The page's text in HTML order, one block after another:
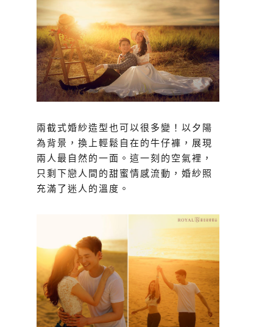
兩截式婚紗造型也可以很多變！以夕陽
為背景，換上輕鬆自在的牛仔褲，展現
兩人最自然的一面。這一刻的空氣裡，
只剩下戀人間的甜蜜情感流動，婚紗照
充滿了迷人的溫度。